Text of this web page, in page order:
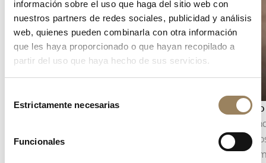
información sobre el uso que haga del sitio web con
nuestros partners de redes sociales, publicidad y análisis
web, quienes pueden combinarla con otra información
que les haya proporcionado o que hayan recopilado a
partir del uso que haya hecho de sus servicios.
Estrictamente necesarias
Funcionales
Indicación de los segundos
con precisión el transcurso del tiempo. Según la
Biselado
El
los
Esta